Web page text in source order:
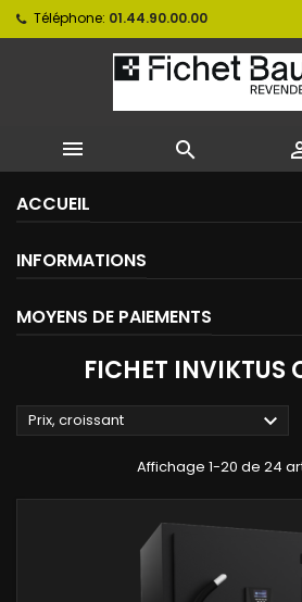
Téléphone: 01.44.90.00.00
 
ACCUEIL
INFORMATIONS
MOYENS DE PAIEMENTS
FICHET INVIKTUS
Prix, croissant 
Affichage 1-20 de 24